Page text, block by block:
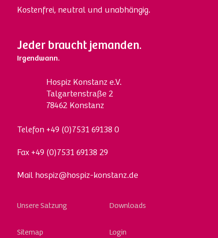
Kostenfrei, neutral und unabhängig.
Jeder braucht jemanden.
Irgendwann.
Hospiz Konstanz e.V.
Talgartenstraße 2
78462 Konstanz
Telefon +49 (0)7531 69138 0
Fax +49 (0)7531 69138 29
Mail hospiz@hospiz-konstanz.de
to
Unsere Satzung Downloads
Sitemap Login